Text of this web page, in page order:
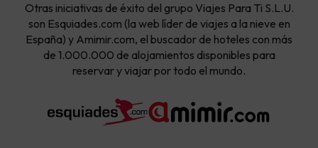
Otras iniciativas de éxito del grupo Viajes Para Ti S.L.U.
son Esquiades.com (la web líder de viajes a la nieve en
España) y Amimir.com, el buscador de hoteles con más
de 1.000.000 de alojamientos disponibles para
reservar y viajar por todo el mundo.